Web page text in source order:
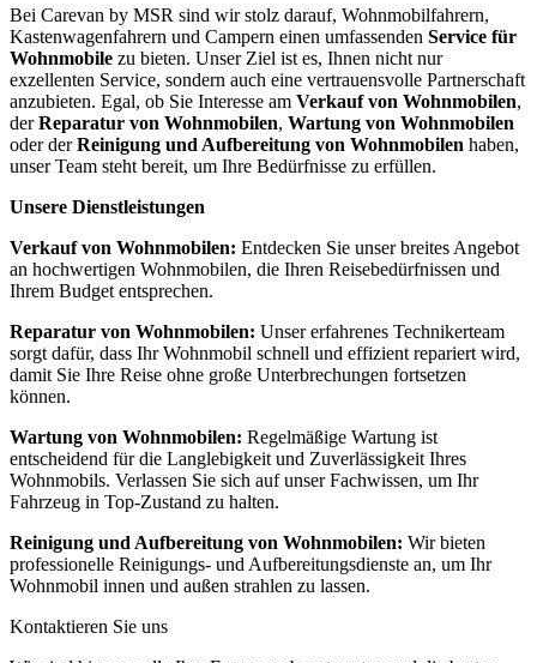
Bei Carevan by MSR sind wir stolz darauf, Wohnmobilfahrern,
Kastenwagenfahrern und Campern einen umfassenden Service für
Wohnmobile zu bieten. Unser Ziel ist es, Ihnen nicht nur
exzellenten Service, sondern auch eine vertrauensvolle Partnerschaft
anzubieten. Egal, ob Sie Interesse am Verkauf von Wohnmobilen,
derReparatur von Wohnmobilen, Wartung von Wohnmobilen
oder derReinigung und Aufbereitung von Wohnmobilen haben,
unser Team steht bereit, um Ihre Bedürfnisse zu erfüllen.
Unsere Dienstleistungen
Verkauf von Wohnmobilen: Entdecken Sie unser breites Angebot
an hochwertigen Wohnmobilen, die Ihren Reisebedürfnissen und
Ihrem Budget entsprechen.
Reparatur von Wohnmobilen: Unser erfahrenes Technikerteam
sorgt dafür, dass Ihr Wohnmobil schnell und effizient repariert wird,
damit Sie Ihre Reise ohne große Unterbrechungen fortsetzen
können.
Wartung von Wohnmobilen: Regelmäßige Wartung ist
entscheidend für die Langlebigkeit und Zuverlässigkeit Ihres
Wohnmobils. Verlassen Sie sich auf unser Fachwissen, um Ihr
Fahrzeug in Top-Zustand zu halten.
Reinigung und Aufbereitung von Wohnmobilen: Wir bieten
professionelle Reinigungs- und Aufbereitungsdienste an, um Ihr
Wohnmobil innen und außen strahlen zu lassen.
Kontaktieren Sie uns